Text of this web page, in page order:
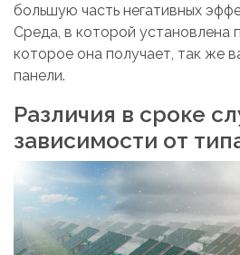
большую часть негативных
Среда, в которой установлена
которое она получает, так же
панели.
Различия в сроке
зависимости от